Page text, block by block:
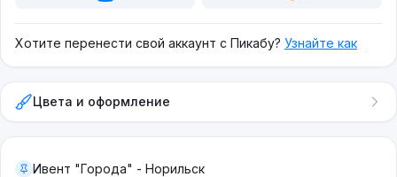
Хотите перенести свой аккаунт с Пикабу? Узнайте как
Цвета и оформление
Ивент "Города" - Норильск